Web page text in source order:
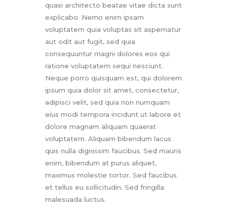
quasi architecto beatae vitae dicta sunt
explicabo. Nemo enim ipsam
voluptatem quia voluptas sit aspernatur
aut odit aut fugit, sed quia
consequuntur magni dolores eos qui
ratione voluptatem sequi nesciunt.
Neque porro quisquam est, qui dolorem
ipsum quia dolor sit amet, consectetur,
adipisci velit, sed quia non numquam
eius modi tempora incidunt ut labore et
dolore magnam aliquam quaerat
voluptatem. Aliquam bibendum lacus
quis nulla dignissim faucibus. Sed mauris
enim, bibendum at purus aliquet,
maximus molestie tortor. Sed faucibus
et tellus eu sollicitudin. Sed fringilla
malesuada luctus.